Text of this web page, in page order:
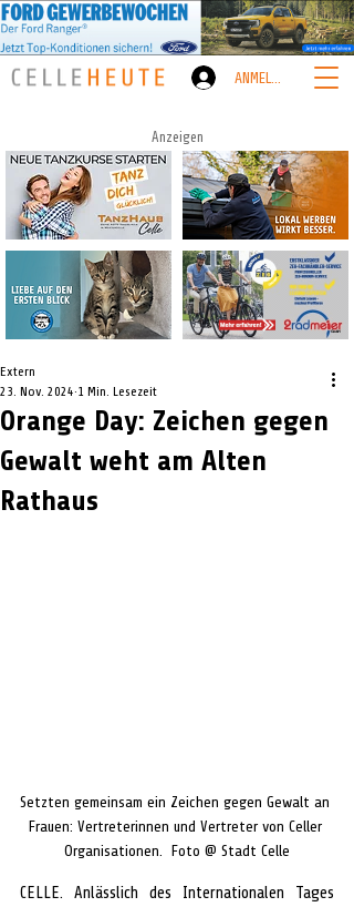
ANMELDEN
Anzeigen
Orange Day: Zeichen gegen
Gewalt weht am Alten
Rathaus
Extern
23. Nov. 2024 1 Min. Lesezeit
Setzten gemeinsam ein Zeichen gegen Gewalt an
Frauen: Vertreterinnen und Vertreter von Celler
Organisationen.  Foto @ Stadt Celle
CELLE. Anlässlich des Internationalen Tages